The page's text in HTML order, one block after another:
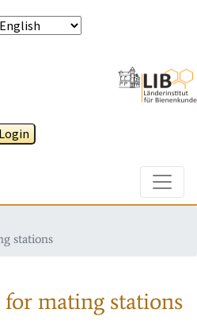
stations
mating stations